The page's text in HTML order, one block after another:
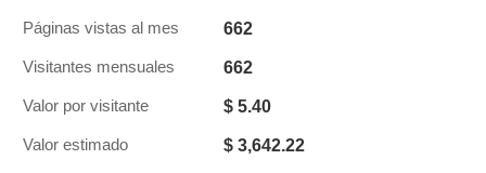
Páginas vistas al mes 662
Visitantes mensuales 662
Valor por visitante $ 5.40
Valor estimado $ 3,642.22